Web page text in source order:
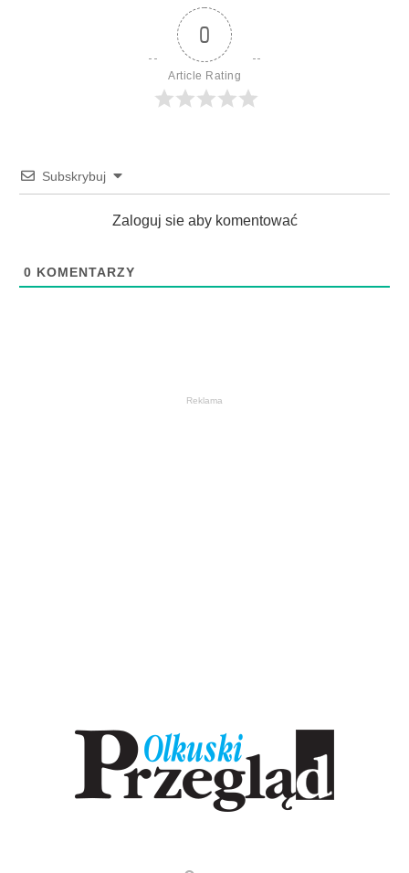
0
Article Rating
Subskrybuj
Zaloguj sie aby komentować
0 KOMENTARZY
Reklama